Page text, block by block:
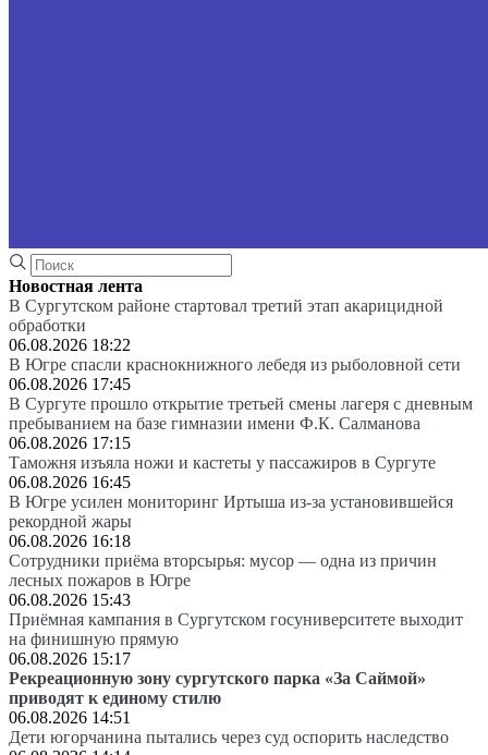
Новостная лента
В Сургутском районе стартовал третий этап акарицидной
обработки
06.08.2026 18:22
В Югре спасли краснокнижного лебедя из рыболовной сети
06.08.2026 17:45
В Сургуте прошло открытие третьей смены лагеря с дневным
пребыванием на базе гимназии имени Ф.К. Салманова
06.08.2026 17:15
Таможня изъяла ножи и кастеты у пассажиров в Сургуте
06.08.2026 16:45
В Югре усилен мониторинг Иртыша из-за установившейся
рекордной жары
06.08.2026 16:18
Сотрудники приёма вторсырья: мусор — одна из причин
лесных пожаров в Югре
06.08.2026 15:43
Приёмная кампания в Сургутском госуниверситете выходит
на финишную прямую
06.08.2026 15:17
Рекреационную зону сургутского парка «За Саймой»
приводят к единому стилю
06.08.2026 14:51
Дети югорчанина пытались через суд оспорить наследство